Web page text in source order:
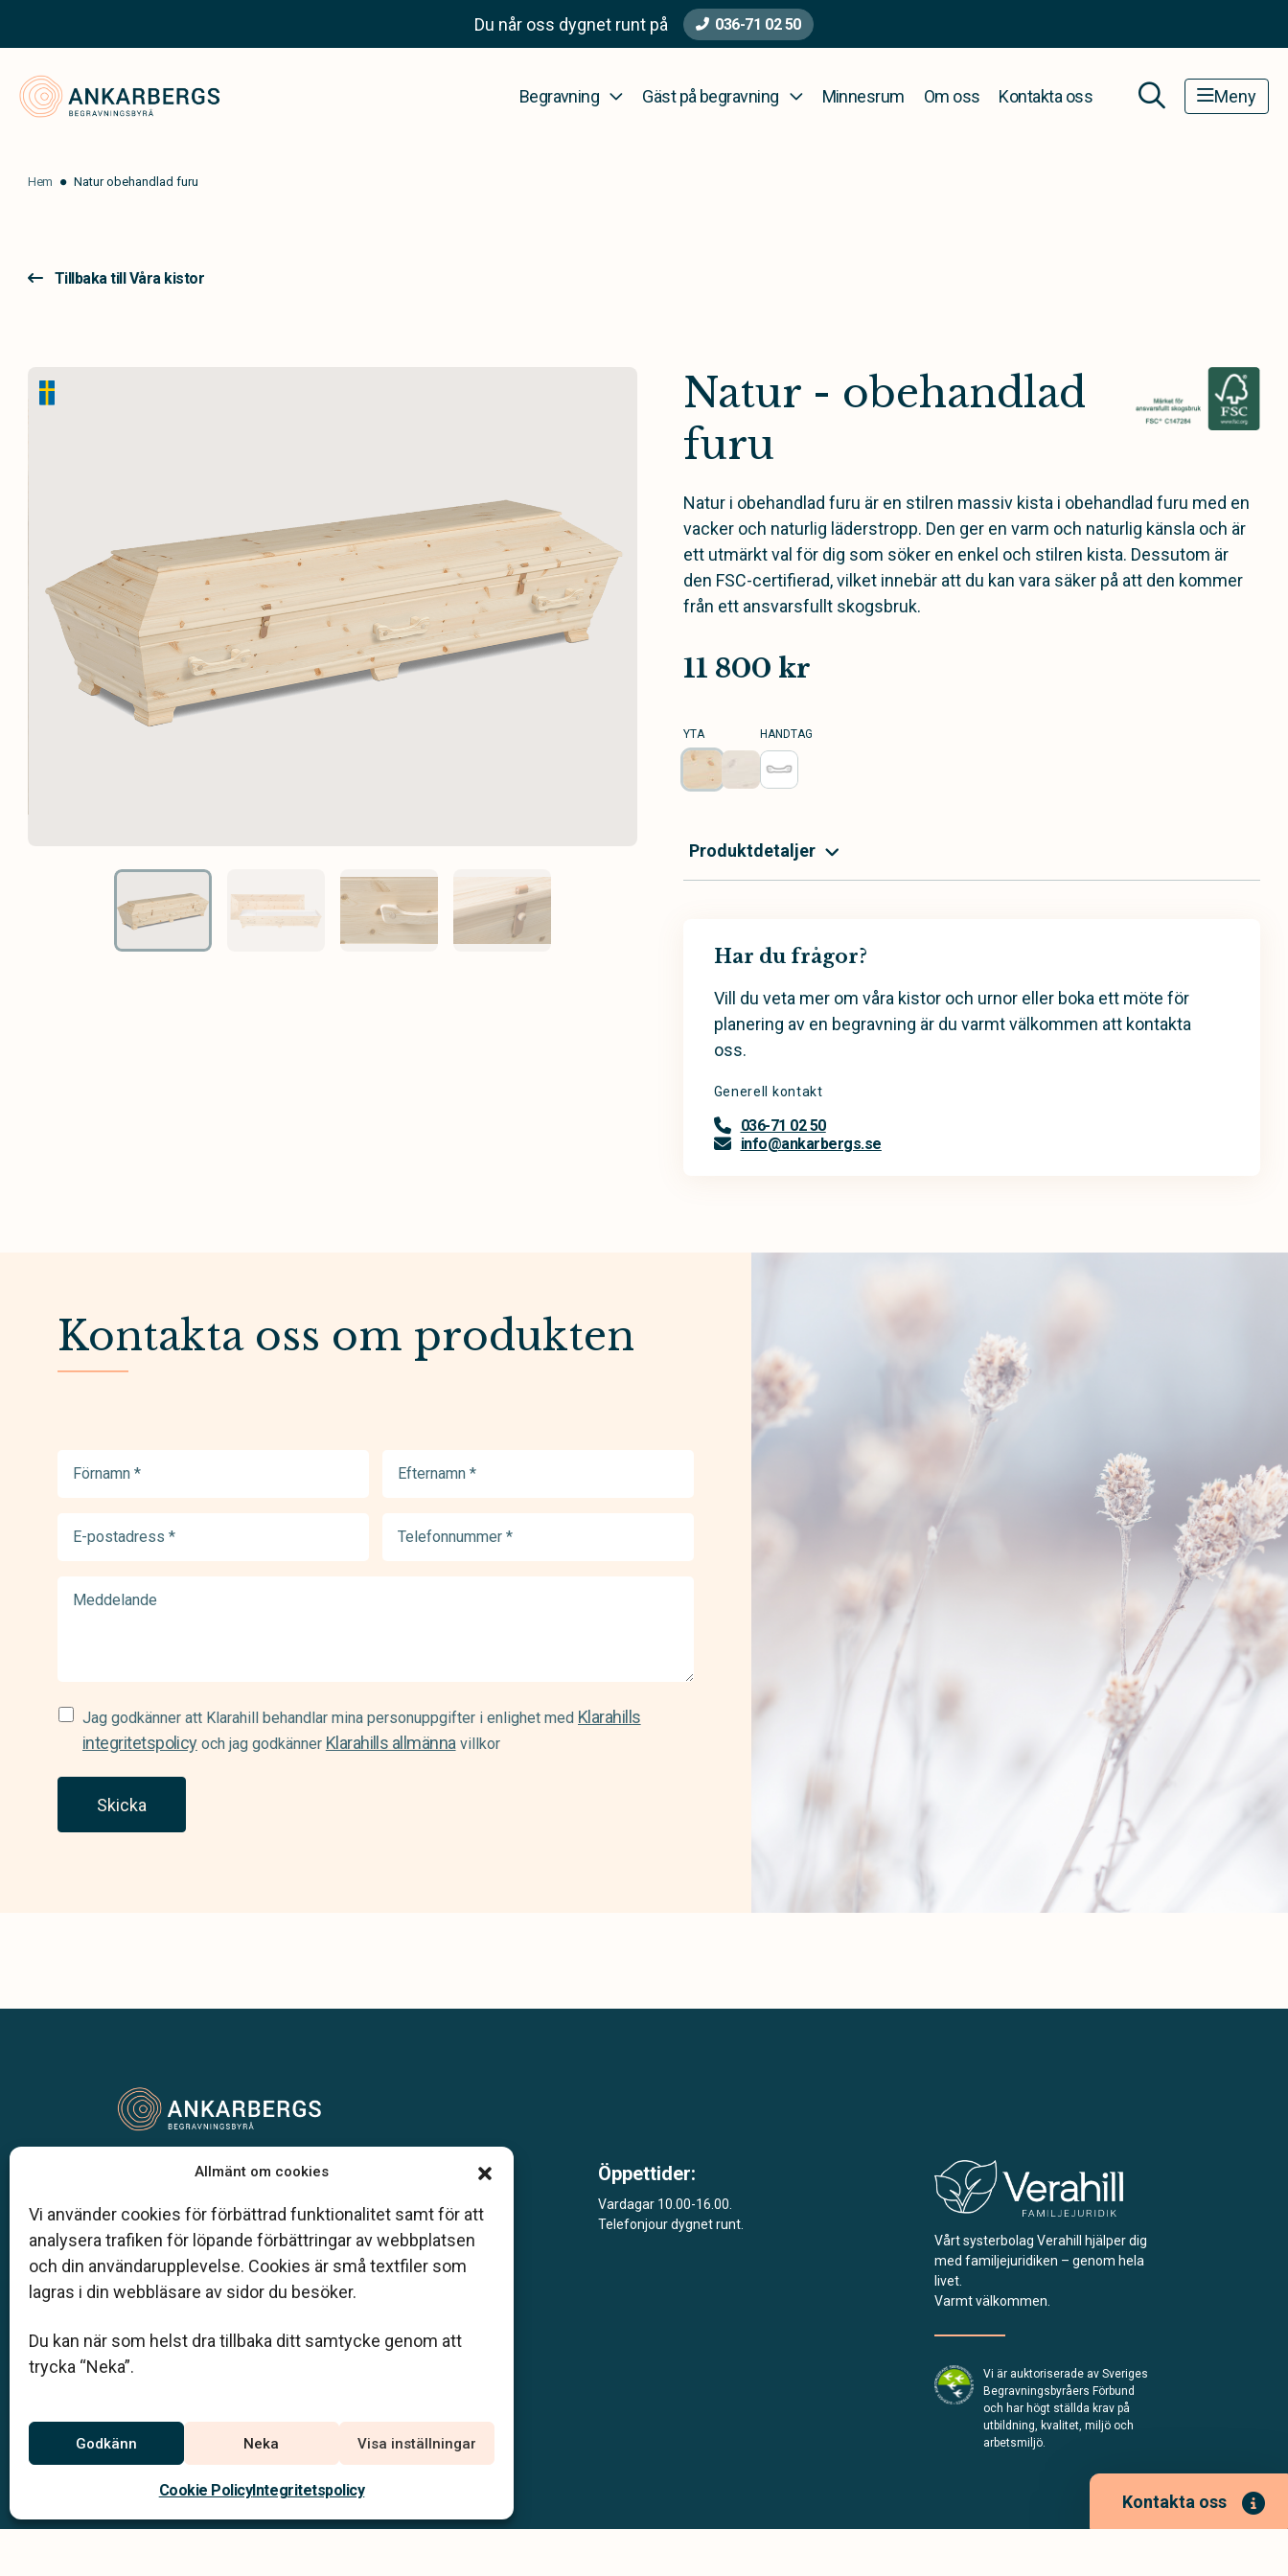
Allmänt om cookies
Vi använder cookies för förbättrad funktionalitet samt för att
analysera trafiken för löpande förbättringar av webbplatsen
och din användarupplevelse. Cookies är små textfiler som
lagras i din webbläsare av sidor du besöker.
Du kan när som helst dra tillbaka ditt samtycke genom att
trycka “Neka”.
Godkänn Neka Visa inställningar
Cookie PolicyIntegritetspolicy
Du når oss dygnet runt på 036-71 02 50
Begravning Gäst på begravning Minnesrum Om oss Kontakta oss Meny
Hem Natur obehandlad furu
Tillbaka till Våra kistor
Natur - obehandlad
furu
Natur i obehandlad furu är en stilren massiv kista i obehandlad furu med en
vacker och naturlig läderstropp. Den ger en varm och naturlig känsla och är
ett utmärkt val för dig som söker en enkel och stilren kista. Dessutom är
den FSC-certifierad, vilket innebär att du kan vara säker på att den kommer
från ett ansvarsfullt skogsbruk.
11 800 kr
YTA HANDTAG
Produktdetaljer
Har du frågor?
Vill du veta mer om våra kistor och urnor eller boka ett möte för
planering av en begravning är du varmt välkommen att kontakta
oss.
Generell kontakt
036-71 02 50
info@ankarbergs.se
Kontakta oss om produkten
postadress
Samtycke
(Required)
Jag godkänner att Klarahill behandlar mina personuppgifter i enlighet med Klarahills
integritetspolicyoch jag godkänner Klarahills allmännavillkor
Skicka
Kontakta oss
Vår begravningsbyrå är en del av Klarahill.
auktoriserade inom Sveriges begravningsbyråers
förbund (SBF). Det personliga är centralt för oss, både
när det gäller bemötande och när vi utformar
skräddarsydda personliga begravningar.
info@ankarbergs.se
Jourtelefon
036-71 02 50
Öppettider:
Vardagar 10.00-16.00.
Telefonjour dygnet runt.
Vårt systerbolag Verahill hjälper dig
med familjejuridiken – genom hela
livet.
Varmt välkommen.
Vi är auktoriserade av Sveriges
Begravningsbyråers Förbund
och har högt ställda krav på
utbildning, kvalitet, miljö och
arbetsmiljö.